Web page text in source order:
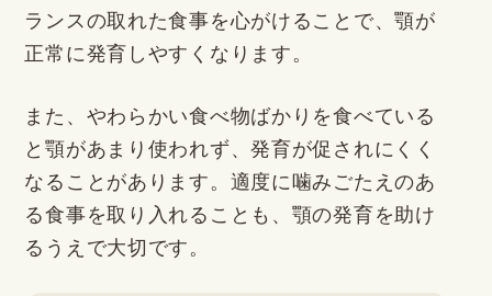
ランスの取れた食事を心がけることで、顎が
正常に発育しやすくなります。
また、やわらかい食べ物ばかりを食べている
と顎があまり使われず、発育が促されにくく
なることがあります。適度に噛みごたえのあ
る食事を取り入れることも、顎の発育を助け
るうえで大切です。